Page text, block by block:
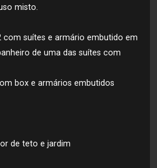
misto.
com suítes e armário embutido em
de uma das suítes com
box e armários embutidos
de teto e jardim